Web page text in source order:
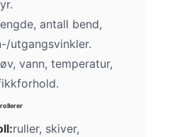
antall bend,
utgangsvinkler.
vann, temperatur,
ruller, skiver,